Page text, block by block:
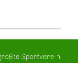
Sportverein